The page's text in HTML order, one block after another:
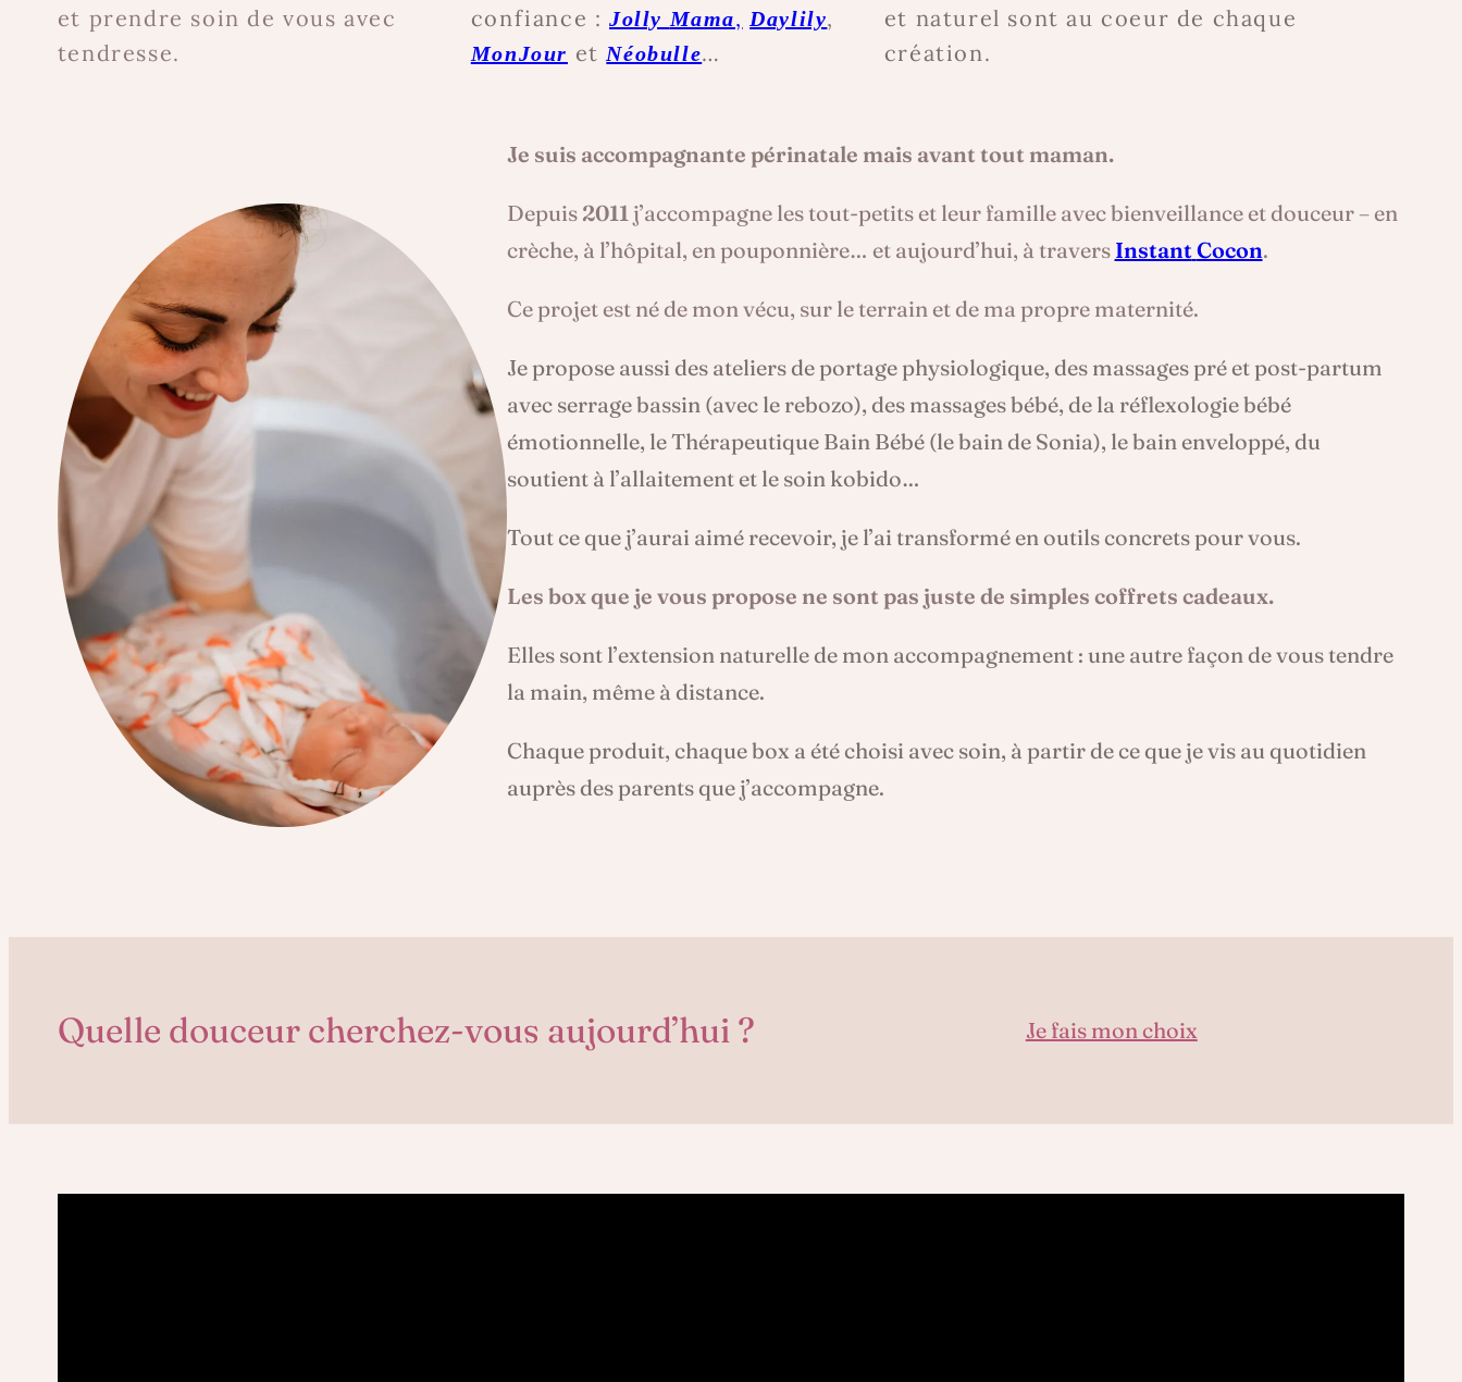
et prendre soin de vous avec
tendresse.
confiance : Jolly Mama, Daylily,
MonJour etNéobulle…
et naturel sont au coeur de chaque
création.
Je suis accompagnante périnatale mais avant tout maman.
Depuis 2011j’accompagne les tout-petits et leur famille avec bienveillance et douceur – en
crèche, à l’hôpital, en pouponnière… et aujourd’hui, à travers InstantCocon.
Ce projet est né de mon vécu, sur le terrain et de ma propre maternité.
Je propose aussi des ateliers de portage physiologique, des massages pré et post-partum
avec serrage bassin (avec le rebozo), des massages bébé, de la réflexologie bébé
émotionnelle, le Thérapeutique Bain Bébé (le bain de Sonia), le bain enveloppé, du
soutient à l’allaitement et le soin kobido…
Tout ce que j’aurai aimé recevoir, je l’ai transformé en outils concrets pour vous.
Les box que je vous propose ne sont pas juste de simples coffrets cadeaux.
Elles sont l’extension naturelle de mon accompagnement : une autre façon de vous tendre
la main, même à distance.
Chaque produit, chaque box a été choisi avec soin, à partir de ce que je vis au quotidien
auprès des parents que j’accompagne.
Quelle douceur cherchez-vous aujourd’hui ? Je fais mon choix